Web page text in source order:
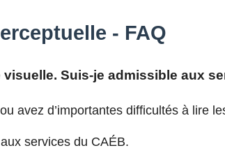
- FAQ
visuelle. Suis-je admissible aux
avez d’importantes difficultés à lire
services du CAÉB.